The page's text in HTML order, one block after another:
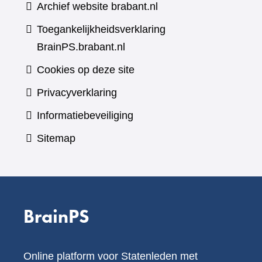
Archief website brabant.nl
Toegankelijkheidsverklaring
BrainPS.brabant.nl
Cookies op deze site
Privacyverklaring
Informatiebeveiliging
Sitemap
BrainPS
Online platform voor Statenleden met